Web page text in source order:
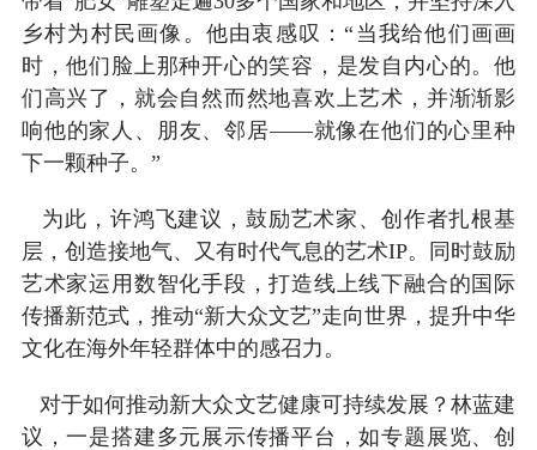
乡村为村民画像。他由衷感叹：“当我给他们画画
时，他们脸上那种开心的笑容，是发自内心的。他
们高兴了，就会自然而然地喜欢上艺术，并渐渐影
响他的家人、朋友、邻居——就像在他们的心里种
下一颗种子。”
为此，许鸿飞建议，鼓励艺术家、创作者扎根基
层，创造接地气、又有时代气息的艺术IP。同时鼓励
艺术家运用数智化手段，打造线上线下融合的国际
传播新范式，推动“新大众文艺”走向世界，提升中华
文化在海外年轻群体中的感召力。
对于如何推动新大众文艺健康可持续发展？林蓝建
议，一是搭建多元展示传播平台，如专题展览、创